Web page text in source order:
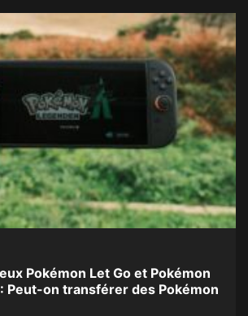
Pokémon Let Go et Pokémon
Peut-on transférer des Pokémon